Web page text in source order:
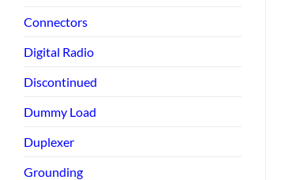
Connectors
Digital Radio
Discontinued
Dummy Load
Duplexer
Grounding